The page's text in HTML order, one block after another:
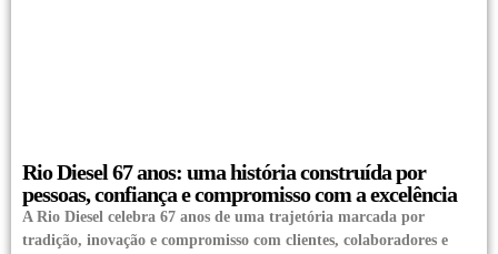
Rio Diesel 67 anos: uma história construída por
pessoas, confiança e compromisso com a excelência
A Rio Diesel celebra 67 anos de uma trajetória marcada por
tradição, inovação e compromisso com clientes, colaboradores e